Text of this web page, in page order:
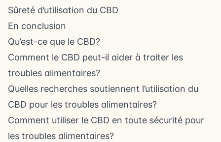
Sûreté d’utilisation du CBD
En conclusion
Qu’est-ce que le CBD?
Comment le CBD peut-il aider à traiter les
troubles alimentaires?
Quelles recherches soutiennent l’utilisation du
CBD pour les troubles alimentaires?
Comment utiliser le CBD en toute sécurité pour
les troubles alimentaires?